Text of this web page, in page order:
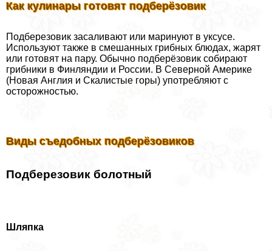
Как кулинары готовят подберёзовик
Подберезовик засаливают или маринуют в уксусе.
Используют также в смешанных грибных блюдах, жарят
или готовят на пару. Обычно подберёзовик собирают
грибники в Финляндии и России. В Северной Америке
(Новая Англия и Скалистые горы) употрeбляют с
осторожностью.
Виды съедобных подберёзовиков
Подберезовик болотный
Шляпка